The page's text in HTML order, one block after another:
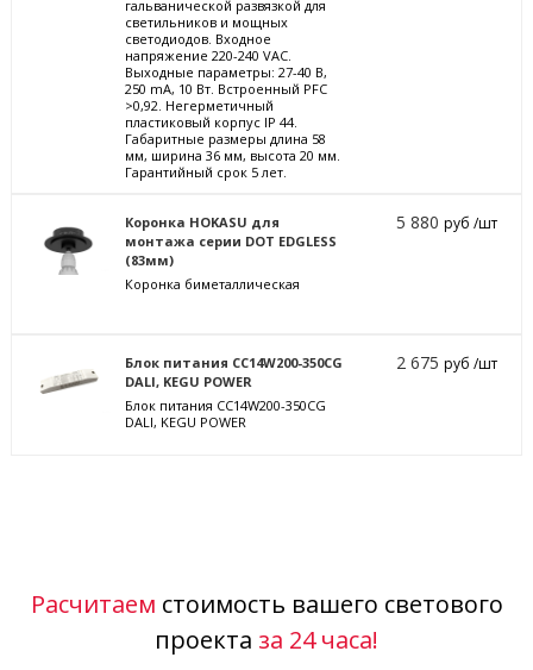
гальванической развязкой для
светильников и мощных
светодиодов. Входное
напряжение 220-240 VAC.
Выходные параметры: 27-40 В,
250 mА, 10 Вт. Встроенный PFC
>0,92. Негерметичный
пластиковый корпус IP 44.
Габаритные размеры длина 58
мм, ширина 36 мм, высота 20 мм.
Гарантийный срок 5 лет.
Коронка HOKASU для
монтажа серии DOT EDGLESS
(83мм)
Коронка биметаллическая
5 880руб /шт
Блок питания CC14W200-350CG
DALI, KEGU POWER
Блок питания CC14W200-350CG
DALI, KEGU POWER
2 675руб /шт
Расчитаем стоимость вашего светового
проекта за 24 часа!